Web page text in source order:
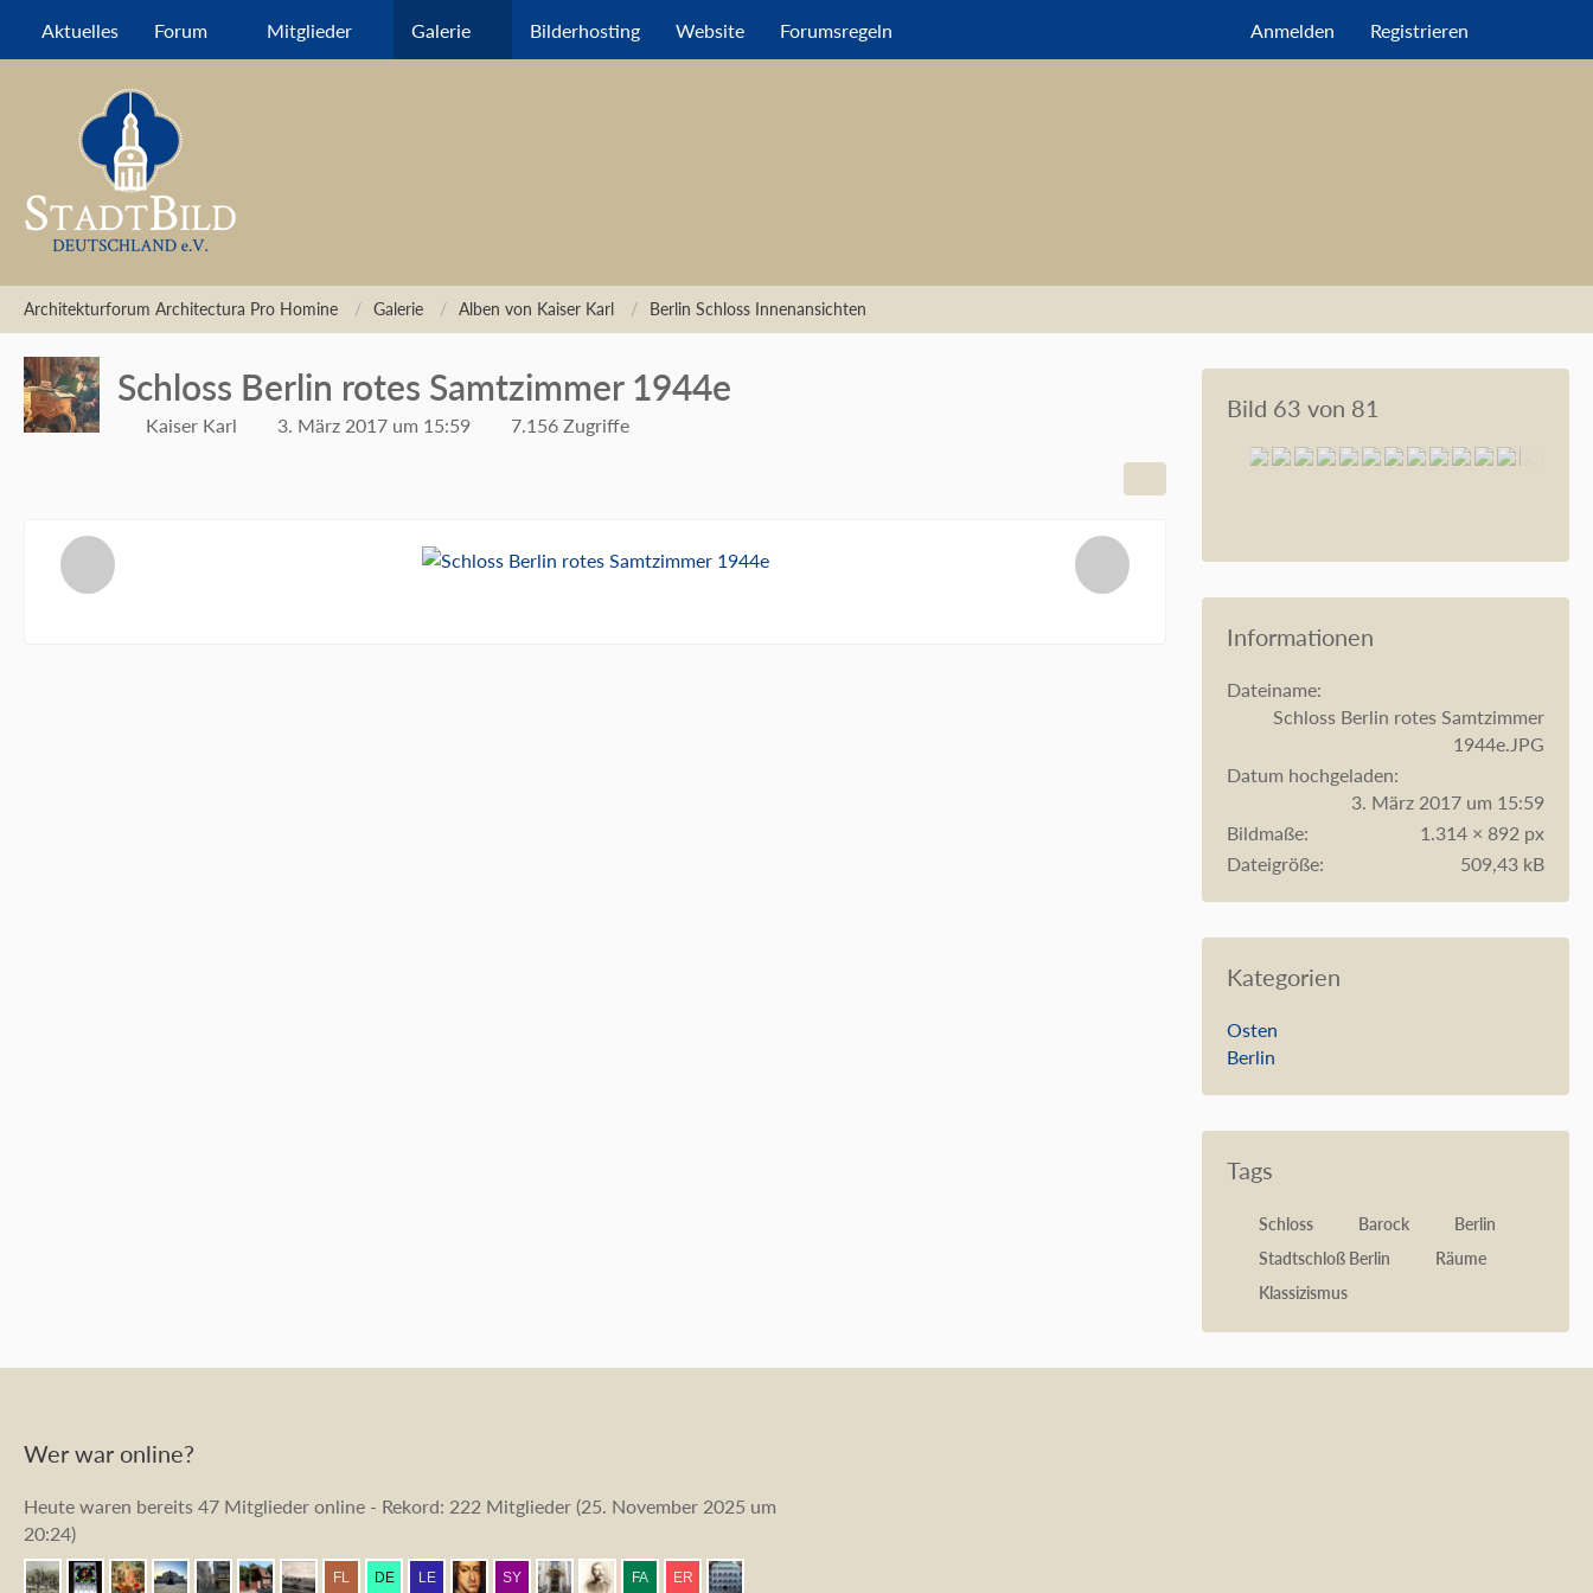
Aktuelles Forum Mitglieder Galerie Bilderhosting Website Forumsregeln Anmelden Registrieren
Architekturforum Architectura Pro Homine Galerie Alben von Kaiser Karl Berlin Schloss Innenansichten
Schloss Berlin rotes Samtzimmer 1944e
Kaiser Karl 3. März 2017 um 15:59 7.156 Zugriffe
Bild 63 von 81
Informationen
Dateiname
Schloss Berlin rotes Samtzimmer
1944e.JPG
Datum hochgeladen
3. März 2017 um 15:59
Bildmaße
1.314 × 892 px
Dateigröße
509,43 kB
Kategorien
Osten
Berlin
Tags
Schloss Barock
Berlin
Stadtschloß Berlin
Räume
Klassizismus
Wer war online?
Heute waren bereits 47 Mitglieder online - Rekord: 222 Mitglieder (25. November 2025 um
20:24)